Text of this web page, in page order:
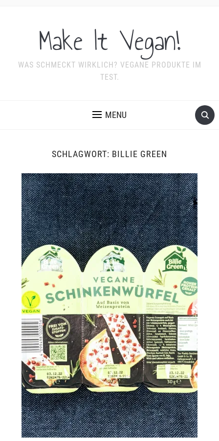
Make It Vegan!
WAS SCHMECKT WIRKLICH? VEGANE PRODUKTE IM
TEST.
MENU
SCHLAGWORT: BILLIE GREEN